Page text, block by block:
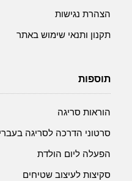
הצהרת נגישות
תקנון ותנאי שימוש באתר
תוספות
הוראות סריגה
סרטוני הדרכה לסריגה
הפעלה ליום הולדת
סקיצות לעיצוב שטיחים